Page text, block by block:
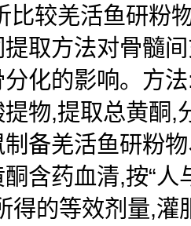
比较羌活鱼研粉
取方法对骨髓
化的影响。方
物,提取总黄酮,
备羌活鱼研粉
含药血清,按“
得的等效剂量,